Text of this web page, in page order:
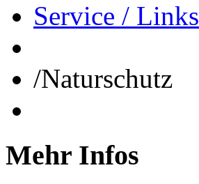
Service / Links
/Naturschutz
Mehr Infos